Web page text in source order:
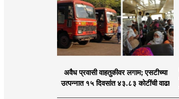
अवैध प्रवासी वाहतुकीवर लगाम; एसटीच्या
उत्पन्नात १५ दिवसांत ४३.८३ कोटींची वाढ!